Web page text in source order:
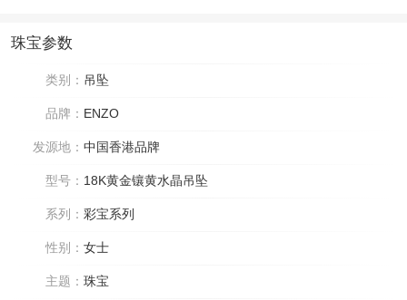
珠宝参数
类别： 吊坠
品牌： ENZO
发源地： 中国香港品牌
型号： 18K黄金镶黄水晶吊坠
系列： 彩宝系列
性别： 女士
主题： 珠宝